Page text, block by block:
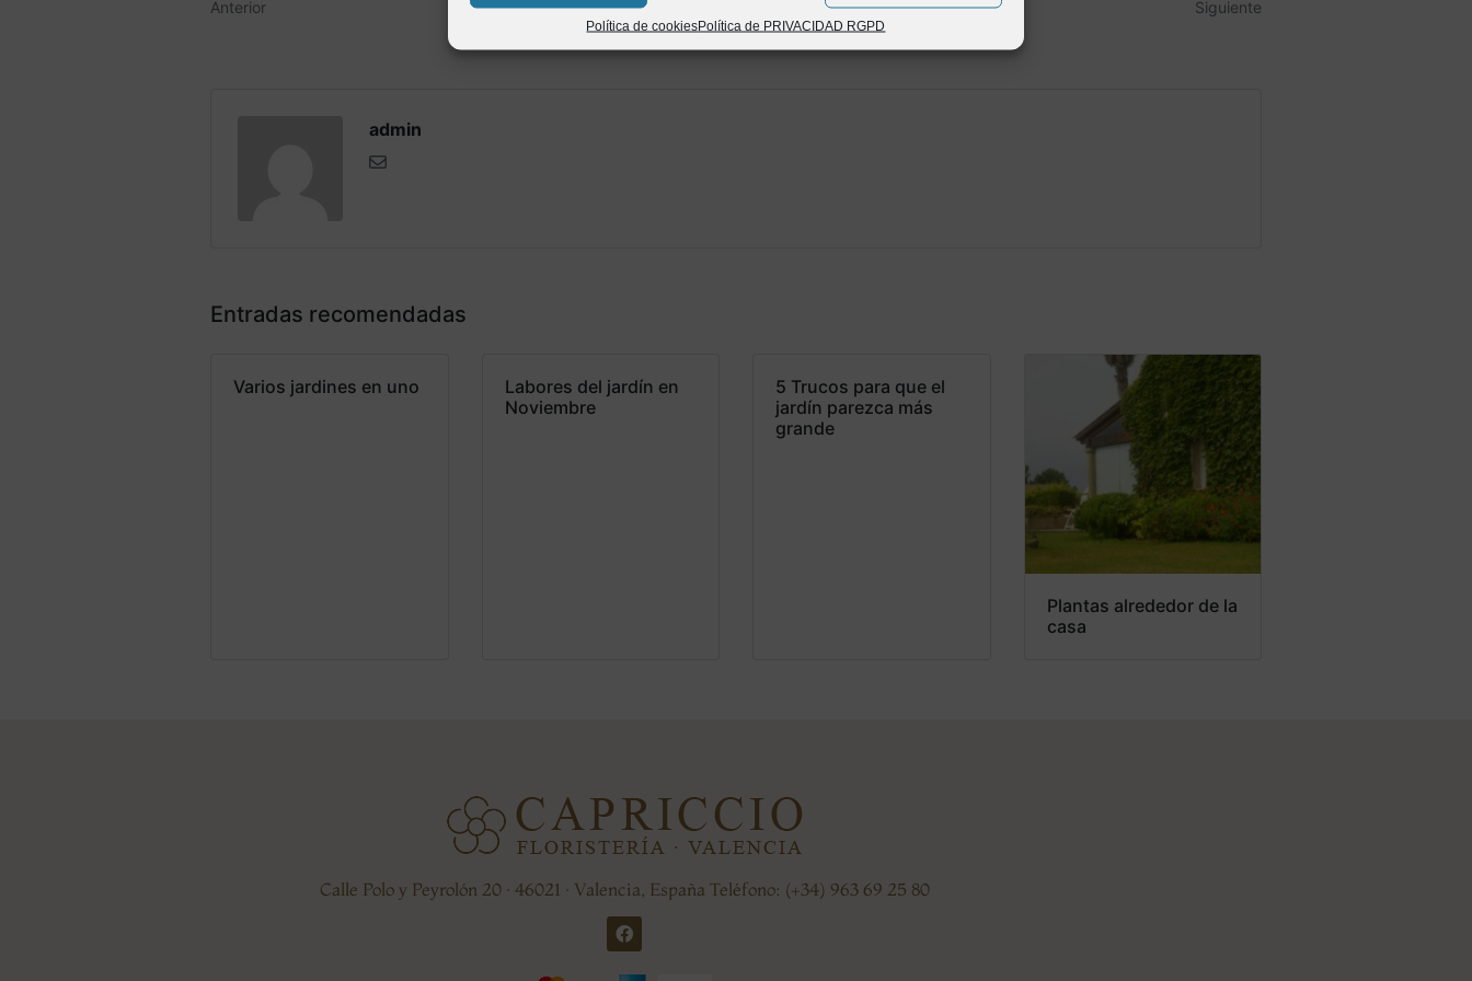
Política de cookiesPolítica de PRIVACIDAD RGPD
Anterior Siguiente
admin
Entradas recomendadas
Varios jardines en uno
Labores del jardín en
Noviembre
5 Trucos para que el
jardín parezca más
grande
Plantas alrededor de la
casa
Calle Polo y Peyrolón 20 · 46021 · Valencia, España Teléfono: (+34) 963 69 25 80